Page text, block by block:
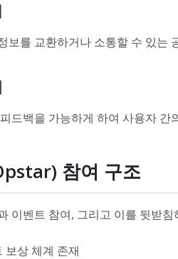
보를 교환하거나 소통할 수 있는
드백을 가능하게 하여 사용자
참여 구조
이벤트 참여, 그리고 이를 뒷받침
보상 체계 존재